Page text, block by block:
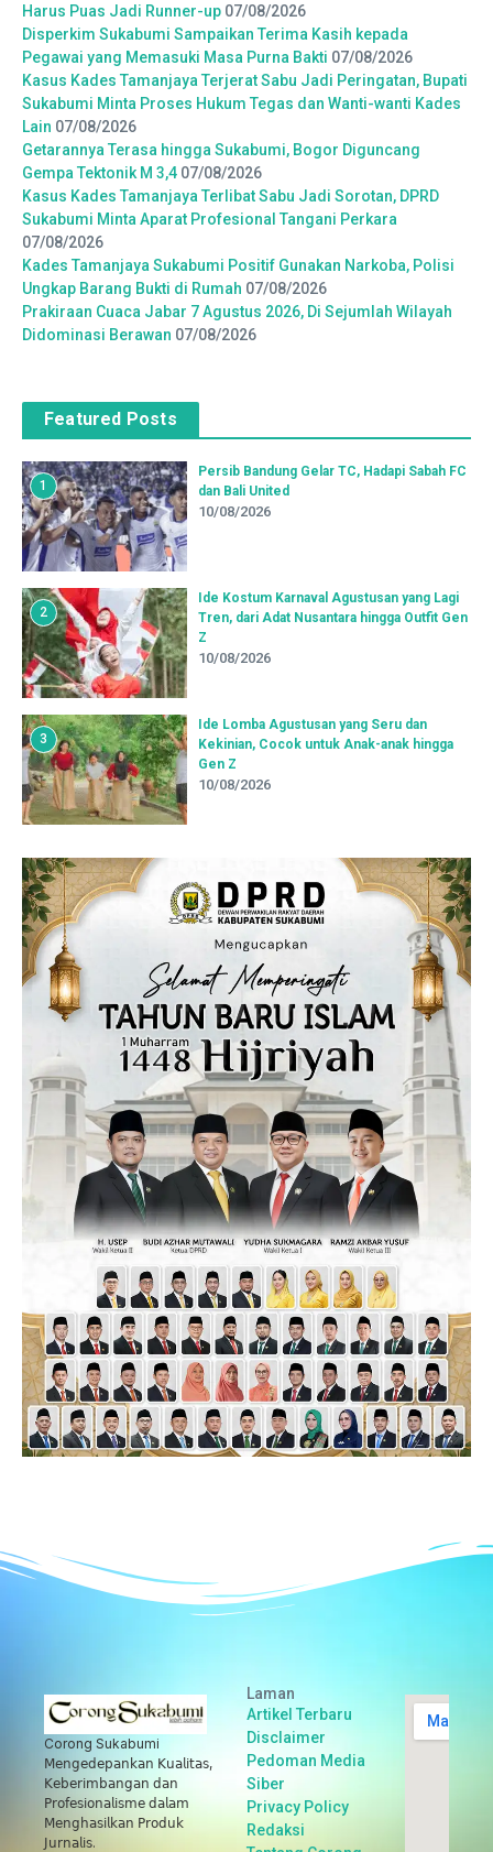
Harus Puas Jadi Runner-up 07/08/2026
Disperkim Sukabumi Sampaikan Terima Kasih kepada
Pegawai yang Memasuki Masa Purna Bakti 07/08/2026
Kasus Kades Tamanjaya Terjerat Sabu Jadi Peringatan, Bupati
Sukabumi Minta Proses Hukum Tegas dan Wanti-wanti Kades
Lain 07/08/2026
Getarannya Terasa hingga Sukabumi, Bogor Diguncang
Gempa Tektonik M 3,4 07/08/2026
Kasus Kades Tamanjaya Terlibat Sabu Jadi Sorotan, DPRD
Sukabumi Minta Aparat Profesional Tangani Perkara
07/08/2026
Kades Tamanjaya Sukabumi Positif Gunakan Narkoba, Polisi
Ungkap Barang Bukti di Rumah 07/08/2026
Prakiraan Cuaca Jabar 7 Agustus 2026, Di Sejumlah Wilayah
Didominasi Berawan 07/08/2026
Featured Posts
1
Persib Bandung Gelar TC, Hadapi Sabah FC
dan Bali United
10/08/2026
2
Ide Kostum Karnaval Agustusan yang Lagi
Tren, dari Adat Nusantara hingga Outfit Gen
Z
10/08/2026
3
Ide Lomba Agustusan yang Seru dan
Kekinian, Cocok untuk Anak-anak hingga
Gen Z
10/08/2026
Corong Sukabumi
𝖬𝖾𝗇𝗀𝖾𝖽𝖾𝗉𝖺𝗇𝗄𝖺𝗇 𝖪𝗎𝖺𝗅𝗂𝗍𝖺𝗌,
𝖪𝖾𝖻𝖾𝗋𝗂𝗆𝖻𝖺𝗇𝗀𝖺𝗇 𝖽𝖺𝗇
𝖯𝗋𝗈𝖿𝖾𝗌𝗂𝗈𝗇𝖺𝗅𝗂𝗌𝗆𝖾 𝖽𝖺𝗅𝖺𝗆
𝖬𝖾𝗇𝗀𝗁𝖺𝗌𝗂𝗅𝗄𝖺𝗇 𝖯𝗋𝗈𝖽𝗎𝗄
𝖩𝗎𝗋𝗇𝖺𝗅𝗂𝗌.
Laman
Artikel Terbaru
Disclaimer
Pedoman Media
Siber
Privacy Policy
Redaksi